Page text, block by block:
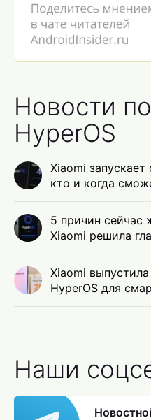
Новости
HyperOS
Xiaomi
кто и когда
5 причин сейчас
Xiaomi решила
Xiaomi
HyperOS для
Наши